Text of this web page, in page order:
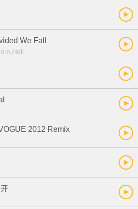
We Fall
2012 Remix